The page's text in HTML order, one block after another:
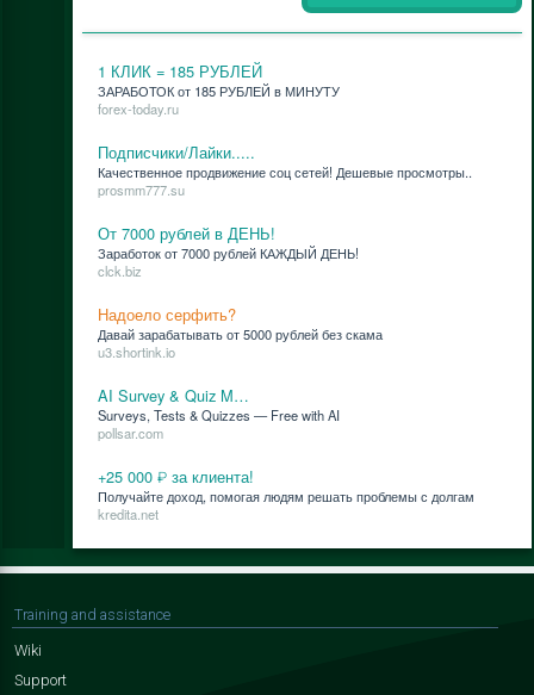
1 КЛИК = 185 РУБЛЕЙ
ЗАРАБОТОК от 185 РУБЛЕЙ в МИНУТУ
forex-today.ru
Подписчики/Лайки.....
Ка­че­ствен­ное про­дви­же­ние соц се­тей! Де­ше­вые про­смот­ры..
prosmm777.su
От 7000 рублей в ДЕНЬ!
За­ра­бо­ток от 7000 руб­лей КАЖДЫЙ ДЕНЬ!
clck.biz
Надоело серфить?
Да­вай за­ра­ба­ты­вать от 5000 руб­лей без ска­ма
u3.shortink.io
AI Survey & Quiz M…
Surveys, Tests & Quizzes — Free with AI
pollsar.com
+25 000 ₽ за клиента!
По­лу­чай­те до­ход, по­мо­гая лю­дям ре­шать про­бле­мы с дол­гам
kredita.net
Training and assistance
Wiki
Support